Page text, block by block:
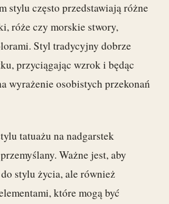
stylu często przedstawiają różne
róże czy morskie stwory,
Styl tradycyjny dobrze
przyciągając wzrok i będąc
wyrażenie osobistych przekonań
tatuażu na nadgarstek
Ważne jest, aby
stylu życia, ale również
które mogą być